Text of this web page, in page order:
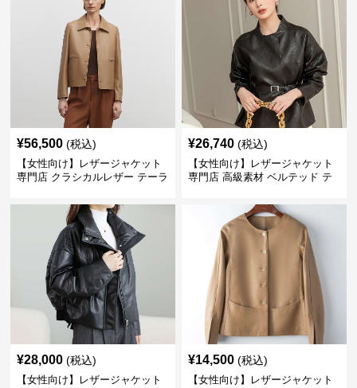
¥56,500 (税込)
【女性向け】レザージャケット
専門店 クラシカルレザー テーラ
¥26,740 (税込)
【女性向け】レザージャケット
専門店 高級素材 ベルテッド テ
¥28,000 (税込)
【女性向け】レザージャケット
¥14,500 (税込)
【女性向け】レザージャケット